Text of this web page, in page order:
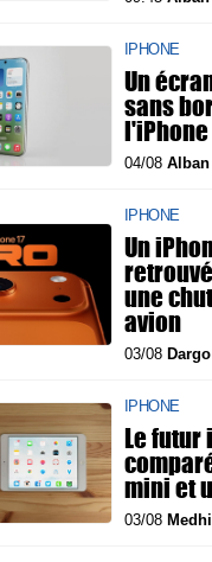
IPHONE
Un
sans
04/08 Alban
IPHONE
Un
une
avion
03/08 Dargo
IPHONE
Le futur
mini et
03/08 Medhi